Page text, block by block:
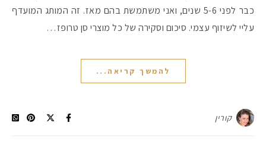
כבר לפני 5-6 שנים, ואני משתמשת בהם מאז. זה המותג המועדף
עליי לשיזוף עצמי. סיכום וסקירה של כל מוצרי סן טרופז…
להמשך קריאה...
קורין